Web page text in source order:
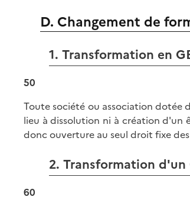
D. Changement de
1. Transformation en
50
Toute société ou association dotée
lieu à dissolution ni à création d'un
donc ouverture au seul droit fixe
2. Transformation d'un
60